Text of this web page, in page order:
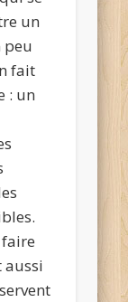
un
peu
fait
: un
aussi